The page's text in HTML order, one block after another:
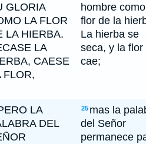
GLORIA
LA FLOR
LA HIERBA.
LA
CAESE
FLOR,
hombre
flor de la
La hierba se
seca, y la flor
cae;
LA
DEL
25 mas la
del Señor
permanece